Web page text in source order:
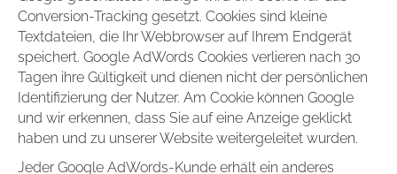
Conversion-Tracking gesetzt. Cookies sind kleine
Textdateien, die Ihr Webbrowser auf Ihrem Endgerät
speichert. Google AdWords Cookies verlieren nach 30
Tagen ihre Gültigkeit und dienen nicht der persönlichen
Identifizierung der Nutzer. Am Cookie können Google
und wir erkennen, dass Sie auf eine Anzeige geklickt
haben und zu unserer Website weitergeleitet wurden.
Jeder Google AdWords-Kunde erhält ein anderes